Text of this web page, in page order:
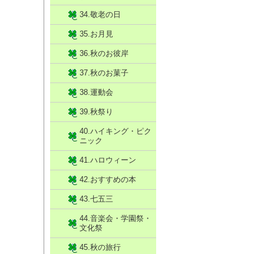
34.敬老の日
35.お月見
36.秋のお彼岸
37.秋のお菓子
38.運動会
39.秋祭り
40.ハイキング・ピク
ニック
41.ハロウィーン
42.おすすめの本
43.七五三
44.音楽会・学園祭・
文化祭
45.秋の旅行